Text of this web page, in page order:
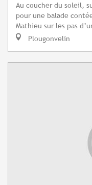
Au coucher du soleil,
pour une balade
Mathieu sur les pas
Plougonvelin